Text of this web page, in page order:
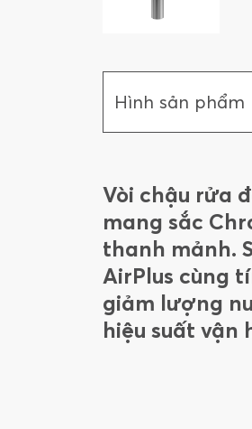
Hình sản phẩm
Vòi chậu rửa
mang sắc
thanh mảnh.
AirPlus cùng
giảm lượng
hiệu suất vận